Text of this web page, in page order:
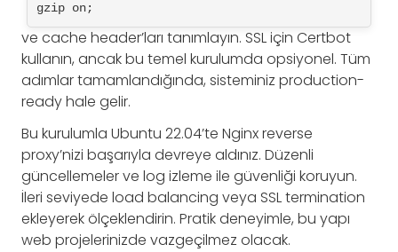
gzip on;
ve cache header’ları tanımlayın. SSL için Certbot
kullanın, ancak bu temel kurulumda opsiyonel. Tüm
adımlar tamamlandığında, sisteminiz production-
ready hale gelir.
Bu kurulumla Ubuntu 22.04’te Nginx reverse
proxy’nizi başarıyla devreye aldınız. Düzenli
güncellemeler ve log izleme ile güvenliği koruyun.
İleri seviyede load balancing veya SSL termination
ekleyerek ölçeklendirin. Pratik deneyimle, bu yapı
web projelerinizde vazgeçilmez olacak.